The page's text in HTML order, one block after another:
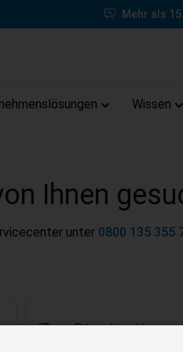
Mehr als
Wissen
Ihnen
unter 0800 135 355
Zur Startseite